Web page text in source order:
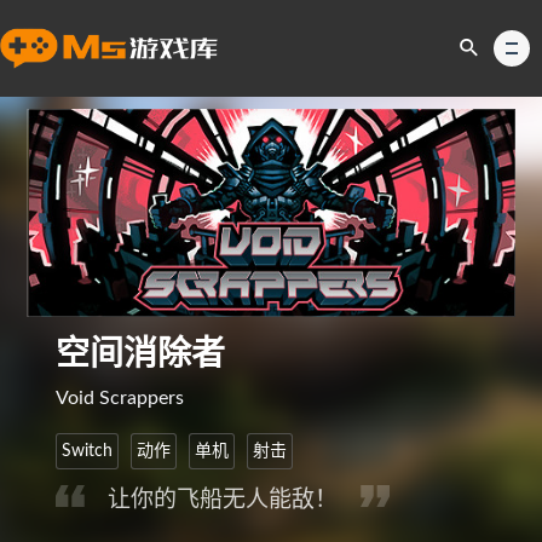
空间消除者
Void Scrappers
Switch 动作 单机 射击
让你的飞船无人能敌！